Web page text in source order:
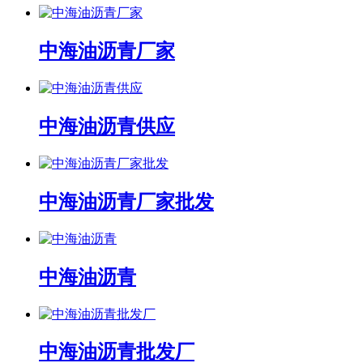
中海油沥青厂家
中海油沥青供应
中海油沥青厂家批发
中海油沥青
中海油沥青批发厂